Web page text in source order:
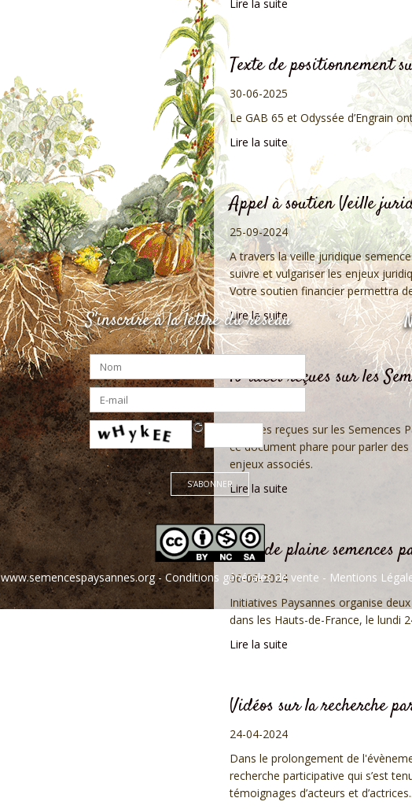
Lire la suite
Texte de positionnement
30-06-2025
Le GAB 65 et Odyssée d’Engrain
Lire la suite
Appel à soutien Veille
25-09-2024
A travers la veille juridique
suivre et vulgariser les enjeux
Votre soutien financier permettra
Lire la suite
10 idées reçues sur les
10 idées reçues sur les
ce document phare pour parler
enjeux associés.
Lire la suite
Tour de plaine semences
06-06-2024
Initiatives Paysannes organise
dans les Hauts-de-France, le lundi
Lire la suite
Vidéos sur la recherche
24-04-2024
Dans le prolongement de
recherche participative qui s’est
témoignages d’acteurs et
S'inscrire à la lettre du réseau
www.semencespaysannes.org-Conditions générales de vente - Mentions